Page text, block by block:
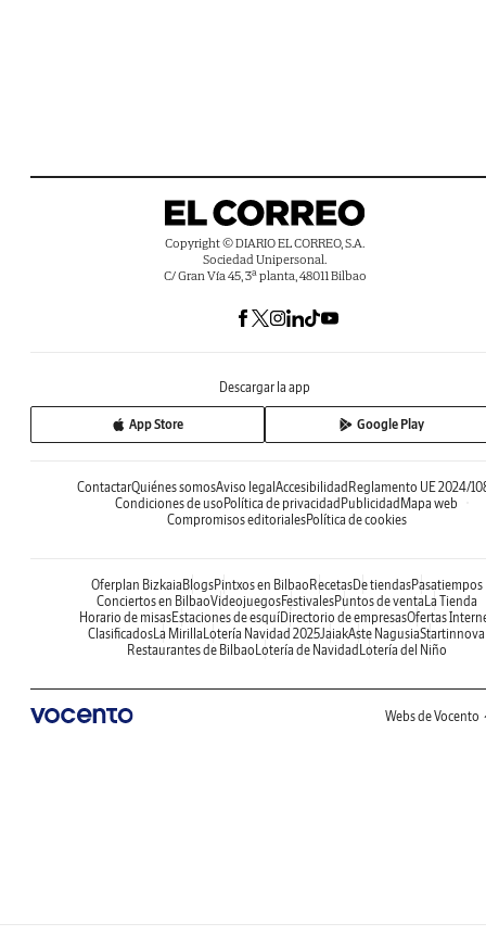
Copyright © DIARIO EL CORREO, S.A.
Sociedad Unipersonal.
C/ Gran Vía 45, 3ª planta, 48011 Bilbao
Descargar la app
App Store Google Play
ContactarQuiénes somosAviso legalAccesibilidadReglamento UE 2024/
Condiciones de usoPolítica de privacidadPublicidadMapa web
Compromisos editorialesPolítica de cookies
Oferplan BizkaiaBlogsPintxos en BilbaoRecetasDe tiendasPasatiempos
Conciertos en BilbaoVideojuegosFestivalesPuntos de ventaLa Tienda
Horario de misasEstaciones de esquíDirectorio de empresasOfertas
ClasificadosLa MirillaLotería Navidad 2025JaiakAste NagusiaStartinnova
Restaurantes de BilbaoLotería de NavidadLotería del Niño
Webs de Vocento